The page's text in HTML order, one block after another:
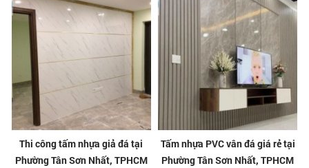
Thi công tấm nhựa giả đá tại
Phường Tân Sơn Nhất, TPHCM
Tấm nhựa PVC vân đá giá rẻ tại
Phường Tân Sơn Nhất, TPHCM